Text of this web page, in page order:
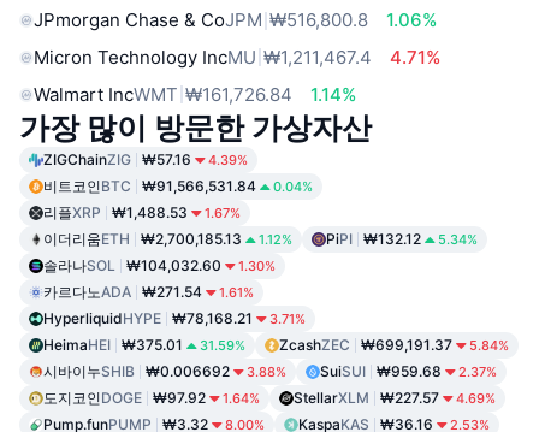
JPmorgan Chase & CoJPM ₩516,800.8
1.06%
Micron Technology IncMU ₩1,211,467.4
4.71%
Walmart IncWMT ₩161,726.84 1.14%
가장 많이 방문한 가상자산
ZIGChainZIG ₩57.16 4.39%
비트코인BTC ₩91,566,531.84 0.04%
리플XRP ₩1,488.53 1.67%
이더리움ETH ₩2,700,185.13 1.12% PiPI ₩132.12 5.34%
솔라나SOL ₩104,032.60 1.30%
카르다노ADA ₩271.54 1.61%
HyperliquidHYPE ₩78,168.21 3.71%
HeimaHEI ₩375.01 31.59% ZcashZEC ₩699,191.37 5.84%
시바이누SHIB ₩0.006692 3.88% SuiSUI ₩959.68 2.37%
도지코인DOGE ₩97.92 1.64% StellarXLM ₩227.57 4.69%
Pump.funPUMP ₩3.32 8.00% KaspaKAS ₩36.16 2.53%